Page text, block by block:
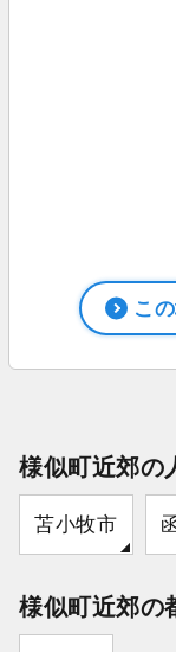
こ
様似町近郊の
苫小牧市
様似町近郊の